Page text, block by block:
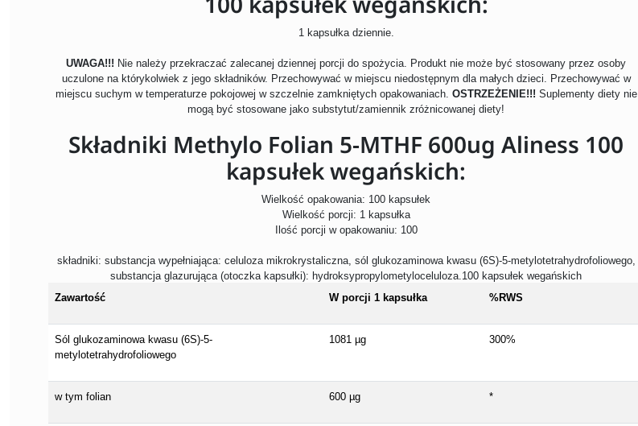
1 kapsułka dziennie.
UWAGA!!! Nie należy przekraczać zalecanej dziennej porcji do spożycia. Produkt nie może być stosowany przez osoby
uczulone na którykolwiek z jego składników. Przechowywać w miejscu niedostępnym dla małych dzieci. Przechowywać w
miejscu suchym w temperaturze pokojowej w szczelnie zamkniętych opakowaniach. OSTRZEŻENIE!!! Suplementy diety nie
mogą być stosowane jako substytut/zamiennik zróżnicowanej diety!
Składniki Methylo Folian 5-MTHF 600ug Aliness 100
kapsułek wegańskich:
Wielkość opakowania: 100 kapsułek
Wielkość porcji: 1 kapsułka
Ilość porcji w opakowaniu: 100
składniki: substancja wypełniająca: celuloza mikrokrystaliczna, sól glukozaminowa kwasu (6S)-5-metylotetrahydrofoliowego,
substancja glazurująca (otoczka kapsułki): hydroksypropylometyloceluloza.100 kapsułek wegańskich
Zawartość
W porcji 1 kapsułka %RWS
Sól glukozaminowa kwasu (6S)-5-
metylotetrahydrofoliowego
1081 µg 300%
w tym folian 600 µg *